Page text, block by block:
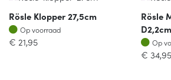
Rösle Klopper 27,5cm
Op voorraad
Op voorraad
€ 21,95
Rösle
D2,2cm
Op
Op
€ 34,95